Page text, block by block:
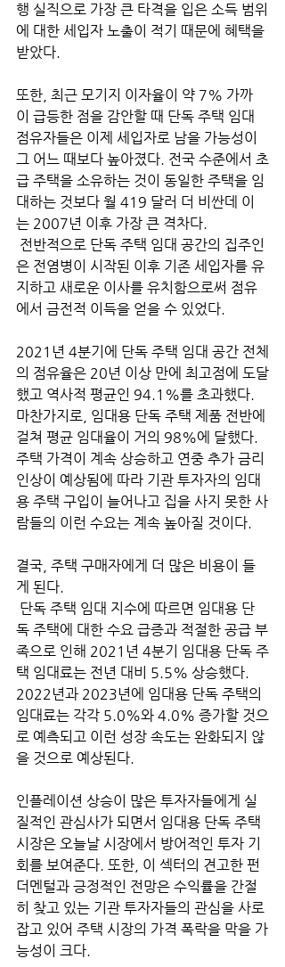
행 실직으로 가장 큰 타격을 입은 소득 범위
에 대한 세입자 노출이 적기 때문에 혜택을
받았다.
또한, 최근 모기지 이자율이 약 7% 가까
이 급등한 점을 감안할 때 단독 주택 임대
점유자들은 이제 세입자로 남을 가능성이
그 어느 때보다 높아졌다. 전국 수준에서 초
급 주택을 소유하는 것이 동일한 주택을 임
대하는 것보다 월 419 달러 더 비싼데 이
는 2007년 이후 가장 큰 격차다.
은 전염병이 시작된 이후 기존 세입자를 유
지하고 새로운 이사를 유치함으로써 점유
에서 금전적 이득을 얻을 수 있었다.
2021년 4분기에 단독 주택 임대 공간 전체
의 점유율은 20년 이상 만에 최고점에 도달
했고 역사적 평균인 94.1%를 초과했다.
마찬가지로, 임대용 단독 주택 제품 전반에
걸쳐 평균 임대율이 거의 98%에 달했다.
주택 가격이 계속 상승하고 연중 추가 금리
인상이 예상됨에 따라 기관 투자자의 임대
용 주택 구입이 늘어나고 집을 사지 못한 사
람들의 이런 수요는 계속 높아질 것이다.
결국, 주택 구매자에게 더 많은 비용이 들
게 된다.
독 주택에 대한 수요 급증과 적절한 공급 부
족으로 인해 2021년 4분기 임대용 단독 주
택 임대료는 전년 대비 5.5% 상승했다.
2022년과 2023년에 임대용 단독 주택의
임대료는 각각 5.0%와 4.0% 증가할 것으
로 예측되고 이런 성장 속도는 완화되지 않
을 것으로 예상된다.
인플레이션 상승이 많은 투자자들에게 실
질적인 관심사가 되면서 임대용 단독 주택
시장은 오늘날 시장에서 방어적인 투자 기
회를 보여준다. 또한, 이 섹터의 견고한 펀
더멘털과 긍정적인 전망은 수익률을 간절
히 찾고 있는 기관 투자자들의 관심을 사로
잡고 있어 주택 시장의 가격 폭락을 막을 가
능성이 크다.